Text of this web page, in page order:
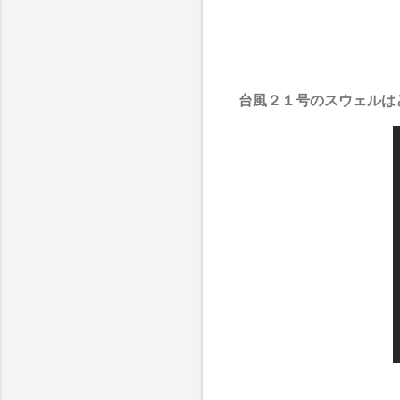
台風２１号のスウェルは